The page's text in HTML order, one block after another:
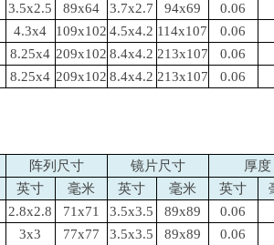
3.5x2.5 89x64 3.7x2.7 94x69 0.06
4.3x4 109x102 4.5x4.2 114x107 0.06
8.25x4 209x102 8.4x4.2 213x107 0.06
8.25x4 209x102 8.4x4.2 213x107 0.06
阵列尺寸 镜片尺寸 厚度
英寸 毫米 英寸 毫米 英寸
2.8x2.8 71x71 3.5x3.5 89x89 0.06
3x3 77x77 3.5x3.5 89x89 0.06